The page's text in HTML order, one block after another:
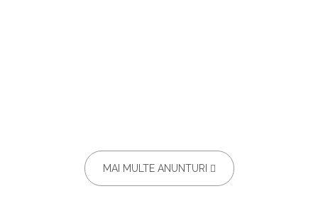
MAI MULTE ANUNTURI